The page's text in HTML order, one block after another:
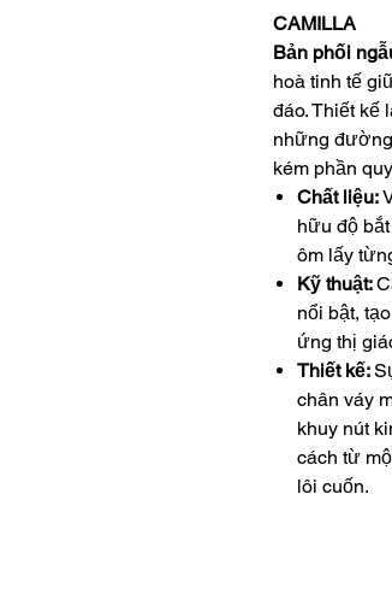
CAMILLA
Bản phối
hoà tinh tế
đáo. Thiết kế
những
kém phần
Chất liệu:
hữu độ
ôm lấy
Kỹ thuật:
nổi bật,
ứng thị
Thiết kế:
chân váy
khuy nút
cách từ
lôi cuốn.